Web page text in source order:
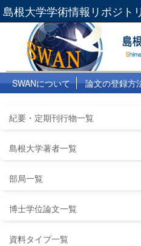
島根大学学術情報リポジト
SWANについて 論文の登録方
紀要・定期刊行物一覧
島根大学著者一覧
部局一覧
博士学位論文一覧
資料タイプ一覧